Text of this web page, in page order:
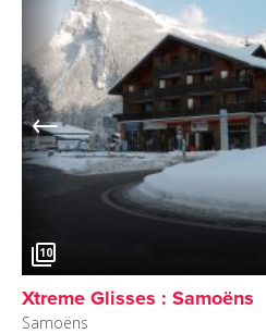
10
Xtreme Glisses : Samoëns
Samoëns